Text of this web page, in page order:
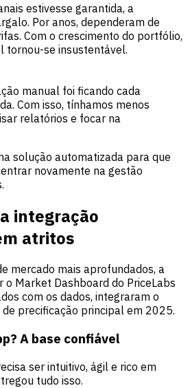
estivesse garantida, a
Por anos, dependeram de
Com o crescimento do portfólio,
tornou-se insustentável.
manual foi ficando cada
Com isso, tínhamos menos
relatórios e focar na
solução automatizada para que
novamente na gestão
integração
atritos
mercado mais aprofundados, a
o Market Dashboard do PriceLabs
com os dados, integraram o
precificação principal em 2025.
A base confiável
ser intuitivo, ágil e rico em
tudo isso.